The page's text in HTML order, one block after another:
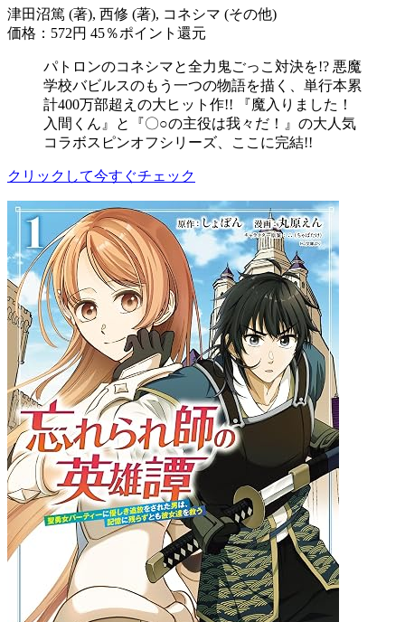
津田沼篤 (著), 西修 (著), コネシマ (その他)
価格：572円 45％ポイント還元
パトロンのコネシマと全力鬼ごっこ対決を!? 悪魔
学校バビルスのもう一つの物語を描く、単行本累
計400万部超えの大ヒット作!! 『魔入りました！
入間くん』と『〇○の主役は我々だ！』の大人気
コラボスピンオフシリーズ、ここに完結!!
クリックして今すぐチェック